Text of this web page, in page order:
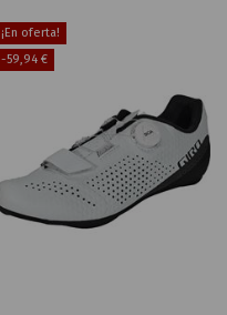
¡En oferta!
-59,94 €